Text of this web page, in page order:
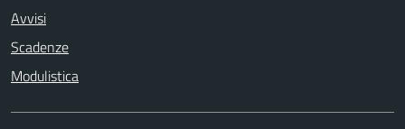
Avvisi
Scadenze
Modulistica